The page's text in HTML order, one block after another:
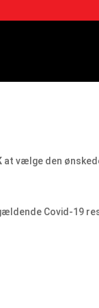
at vælge den
Covid-19